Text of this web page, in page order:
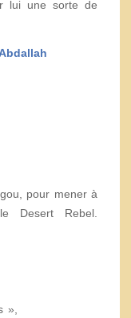
lui une sorte de
pour mener à
Desert Rebel.
»,